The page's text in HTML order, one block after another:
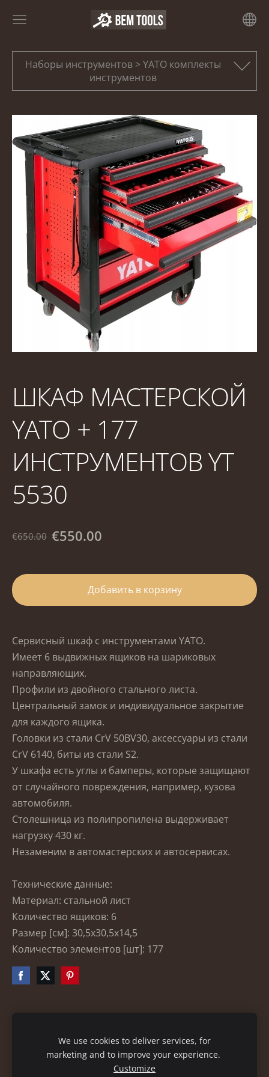
Наборы инструментов > YATO комплекты
инструментов
ШКАФ МАСТЕРСКОЙ
YATO + 177
ИНСТРУМЕНТОВ YT
5530
€650.00 €550.00
Добавить в корзину
Сервисный шкаф с инструментами YATO.
Имеет 6 выдвижных ящиков на шариковых
направляющих.
Профили из двойного стального листа.
Центральный замок и индивидуальное закрытие
для каждого ящика.
Головки из стали CrV 50BV30, аксессуары из стали
CrV 6140, биты из стали S2.
У шкафа есть углы и бамперы, которые защищают
от случайного повреждения, например, кузова
автомобиля.
Столешница из полипропилена выдерживает
нагрузку 430 кг.
Незаменим в автомастерских и автосервисах.
Технические данные:
Материал: стальной лист
Количество ящиков: 6
Размер [см]: 30,5x30,5x14,5
Количество элементов [шт]: 177
We use cookies to deliver services, for
marketing and to improve your experience.
Customize